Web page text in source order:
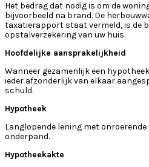
Het bedrag dat nodig is om de
bijvoorbeeld na brand. De
taxatierapport staat vermeld, is de
opstalverzekering van uw huis.
Hoofdelijke aansprakelijkheid
Wanneer gezamenlijk een
ieder afzonderlijk van elkaar
schuld.
Hypotheek
Langlopende lening met
onderpand.
Hypotheekakte